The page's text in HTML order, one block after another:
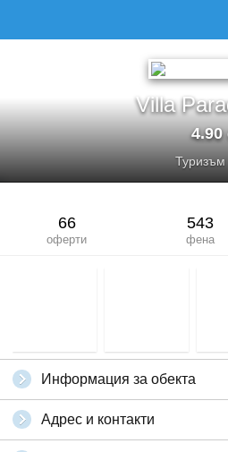
Villa
4.90
Туризъм
66
оферти
543
фена
Информация за обекта
Адрес и контакти